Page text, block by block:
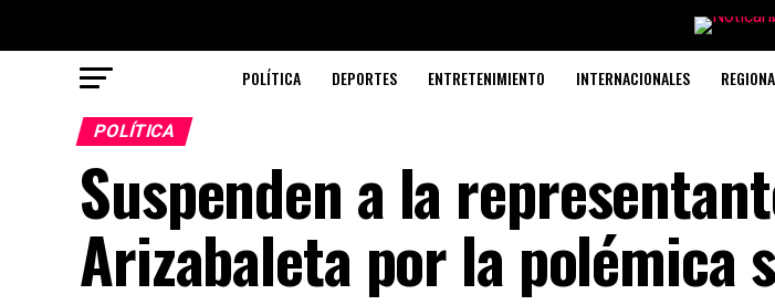
POLÍTICA DEPORTES ENTRETENIMIENTO INTERNACIONALES
POLÍTICA
Suspenden a la
Arizabaleta por la polémica